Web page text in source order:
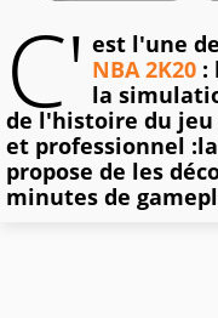
C' est l'une
NBA 2K20 :
la
de l'histoire du
et professionnel
propose de les
minutes de